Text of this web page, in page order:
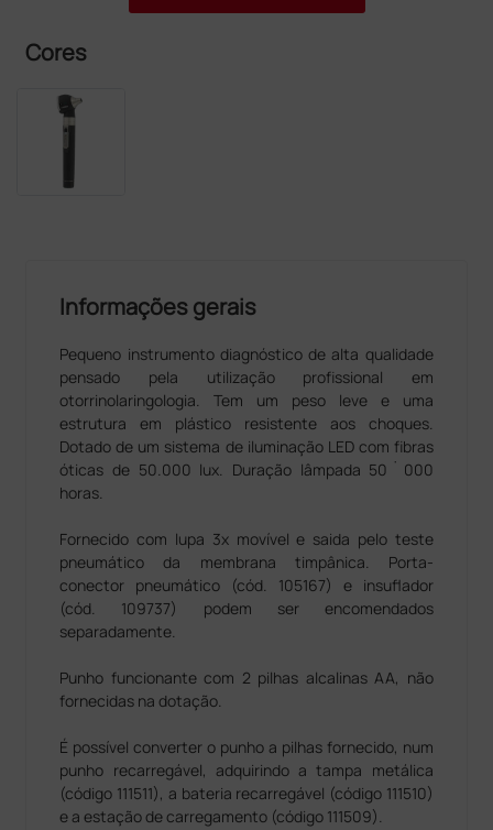
Cores
Informações gerais
Pequeno instrumento diagnóstico de alta qualidade
pensado pela utilização profissional em
otorrinolaringologia. Tem um peso leve e uma
estrutura em plástico resistente aos choques.
Dotado de um sistema de iluminação LED com fibras
óticas de 50.000 lux. Duração lâmpada 50˙000
horas.
Fornecido com lupa 3x movível e saida pelo teste
pneumático da membrana timpânica. Porta-
conector pneumático (cód. 105167) e insuflador
(cód. 109737) podem ser encomendados
separadamente.
Punho funcionante com 2 pilhas alcalinas AA, não
fornecidas na dotação.
É possível converter o punho a pilhas fornecido, num
punho recarregável, adquirindo a tampa metálica
(código 111511), a bateria recarregável (código 111510)
e a estação de carregamento (código 111509).